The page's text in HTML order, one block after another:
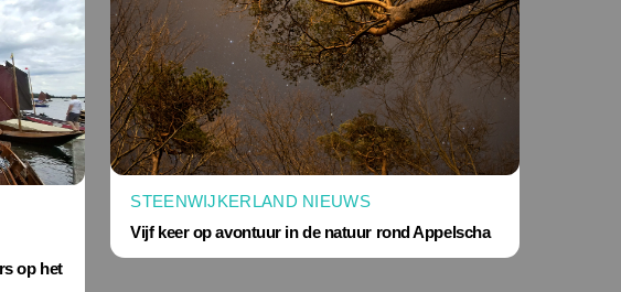
op het
STEENWIJKERLAND NIEUWS
Vijf keer op avontuur in de natuur rond Appelscha